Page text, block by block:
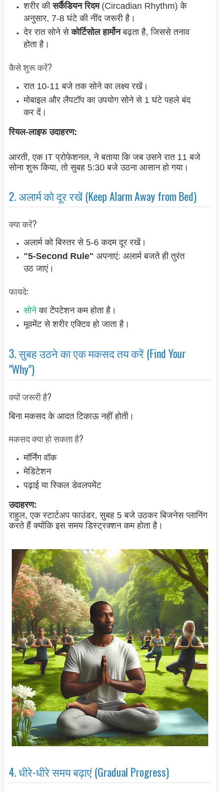
शरीर कीसर्कैडियन रिदम(Circadian Rhythm) के
अनुसार, 7-8 घंटे की नींद जरूरी है।
देर रात सोने सेकोर्टिसोल हार्मोनबढ़ता है, जिससे तनाव
होता है।
कैसे शुरू करें?
रात 10-11 बजे तक सोने का लक्ष्य रखें।
मोबाइल और लैपटॉप का उपयोग सोने से 1 घंटे पहले बंद
कर दें।
रियल-लाइफ उदाहरण:
आरती, एक IT प्रोफेशनल, ने बताया कि जब उसने रात 11 बजे
सोना शुरू किया, तो सुबह 5:30 बजे उठना आसान हो गया।
2. अलार्म को दूर रखें (Keep Alarm Away from Bed)
क्या करें?
अलार्म को बिस्तर से 5-6 कदम दूर रखें।
"5-Second Rule" अपनाएं: अलार्म बजते ही तुरंत
उठ जाएं।
फायदे:
सोनेका टेंपटेशन कम होता है।
मूवमेंट से शरीर एक्टिव हो जाता है।
3. सुबह उठने का एक मकसद तय करें (Find Your
"Why")
क्यों जरूरी है?
बिना मकसद के आदत टिकाऊ नहीं होती।
मकसद क्या हो सकता है?
मॉर्निंग वॉक
मेडिटेशन
पढ़ाई या स्किल डेवलपमेंट
उदाहरण:
राहुल, एक स्टार्टअप फाउंडर, सुबह 5 बजे उठकर बिजनेस प्लानिंग
करते हैं क्योंकि इस समय डिस्ट्रक्शन कम होता है।
4. धीरे-धीरे समय बढ़ाएं (Gradual Progress)